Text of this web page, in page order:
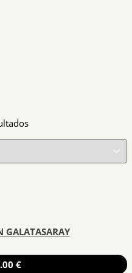
Ordenado
por
GALATASARAY
€